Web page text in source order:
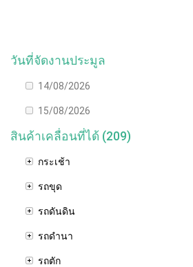
วันที่จัดงานประมูล
14/08/2026
15/08/2026
สินค้าเคลื่อนที่ได้ (209)
กระเช้า
รถขุด
รถดันดิน
รถดำนา
รถตัก